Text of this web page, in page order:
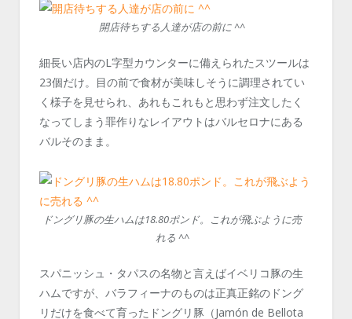
開店待ちする人達が店の前に ^^
細長い店内のL字型カウンターに備えられたスツールは
23個だけ。目の前で食材が美味しそうに調理されてい
く様子を見せられ、あれもこれもと思わず注文したく
なってしまう罪作りなレイアウトはバルセロナにある
バルそのまま。
ドングリ豚の生ハムは18.80ポンド。これが飛ぶように売
れる ^^
スパニッシュ・タパスの名物と言えばイベリコ豚の生
ハムですが、バラフィーナのものは正真正銘のドング
リだけを食べて育ったドングリ豚（Jamón de Bellota